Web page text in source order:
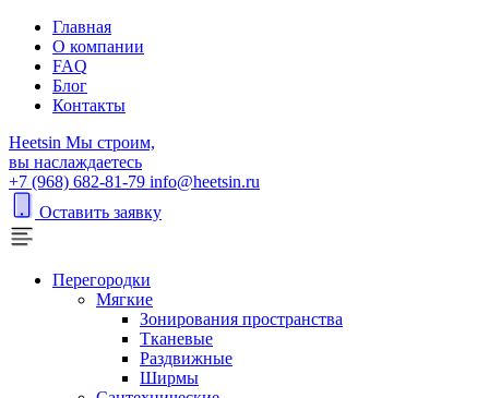
Главная
О компании
FAQ
Блог
Контакты
Heetsin Мы строим,
вы наслаждаетесь
+7 (968) 682-81-79 info@heetsin.ru
Оставить заявку
Перегородки
Мягкие
Зонирования пространства
Тканевые
Раздвижные
Ширмы